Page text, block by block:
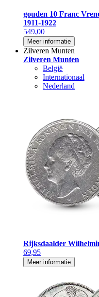
gouden 10 Franc
1911-1922
549,00
Meer informatie
Zilveren Munten
Zilveren Munten
België
Internationaal
Nederland
Rijksdaalder
69,95
Meer informatie